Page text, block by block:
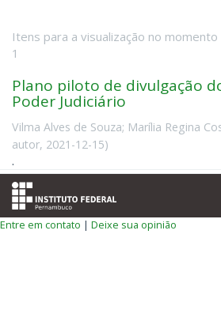
Itens para a visualização no
1
Plano piloto de divulgação
Poder Judiciário
Vilma Alves de Souza; Marília Regina
autor, 2021-12-15)
.
Entre em contato | Deixe sua opinião